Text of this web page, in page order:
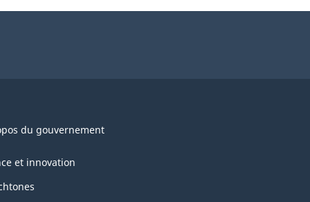
du gouvernement
et innovation